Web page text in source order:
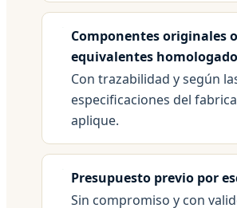
Componentes originales o
equivalentes
Con trazabilidad y según
especificaciones del
aplique.
Presupuesto previo por
Sin compromiso y con